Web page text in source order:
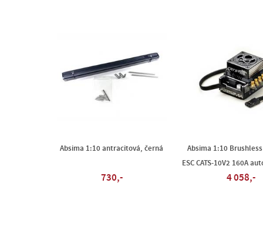
Absima 1:10 antracitová, černá
730,-
Absima 1:10
ESC CATS-10V2 160A
4 058,-